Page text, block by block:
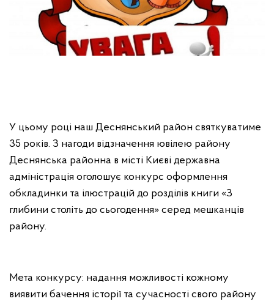
У цьому році наш Деснянський район святкуватиме
35 років. З нагоди відзначення ювілею району
Деснянська районна в місті Києві державна
адміністрація оголошує конкурс оформлення
обкладинки та ілюстрацій до розділів книги «З
глибини століть до сьогодення» серед мешканців
району.
Мета конкурсу: надання можливості кожному
виявити бачення історії та сучасності свого району